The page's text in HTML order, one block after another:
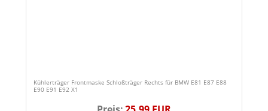
Kühlerträger Frontmaske Schloßträger Rechts für BMW E81 E87 E88
E90 E91 E92 X1